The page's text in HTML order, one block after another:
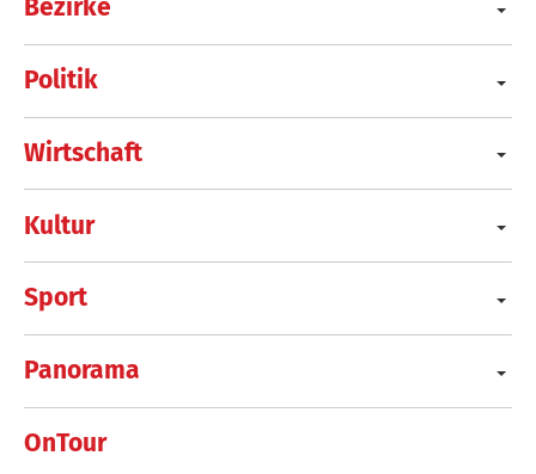
Bezirke
Politik
Wirtschaft
Kultur
Sport
Panorama
OnTour